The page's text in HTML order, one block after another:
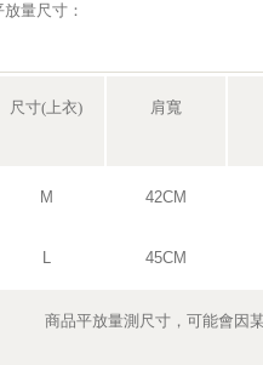
放量尺寸：
尺寸(上衣) 肩寬
M 42CM
L 45CM
商品平放量測尺寸，可能會因